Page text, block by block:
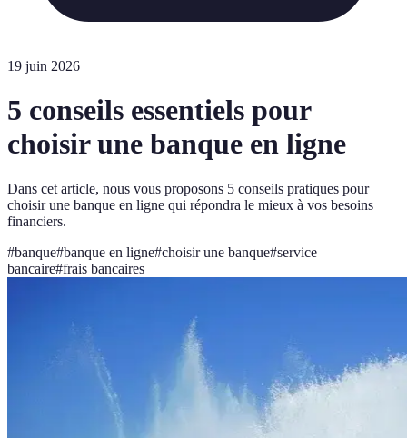
19 juin 2026
5 conseils essentiels pour
choisir une banque en ligne
Dans cet article, nous vous proposons 5 conseils pratiques pour
choisir une banque en ligne qui répondra le mieux à vos besoins
financiers.
#banque#banque en ligne#choisir une banque#service
bancaire#frais bancaires